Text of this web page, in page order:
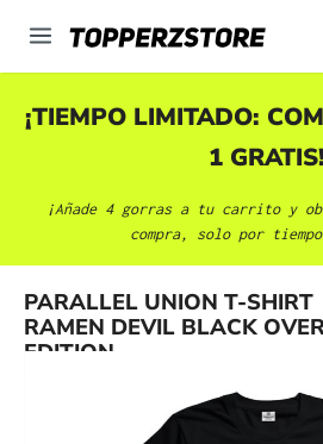
principal
¡TIEMPO LIMITADO:
1 GRATIS!
¡Añade 4 gorras a tu carrito y
compra, solo por
PARALLEL UNION T-SHIRT
RAMEN DEVIL BLACK
EDITION
Omitir galería de imágenes